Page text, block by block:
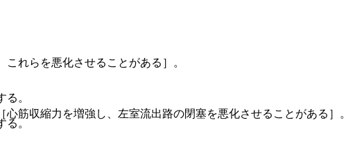
れらを悪化させることがある］。
筋収縮力を増強し、左室流出路の閉塞を悪化させることがある］。
。
。